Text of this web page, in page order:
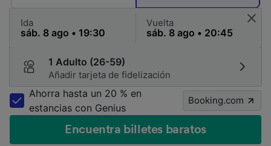
Ida Vuelta
1 Adulto (26-59)
Añadir tarjeta de fidelización
Ahorra hasta un 20 % en
estancias con Genius
Booking.com
Encuentra billetes baratos